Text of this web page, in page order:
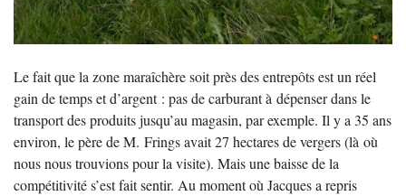
Le fait que la zone maraîchère soit près des entrepôts est un réel
gain de temps et d’argent : pas de carburant à dépenser dans le
transport des produits jusqu’au magasin, par exemple. Il y a 35 ans
environ, le père de M. Frings avait 27 hectares de vergers (là où
nous nous trouvions pour la visite). Mais une baisse de la
compétitivité s’est fait sentir. Au moment où Jacques a repris